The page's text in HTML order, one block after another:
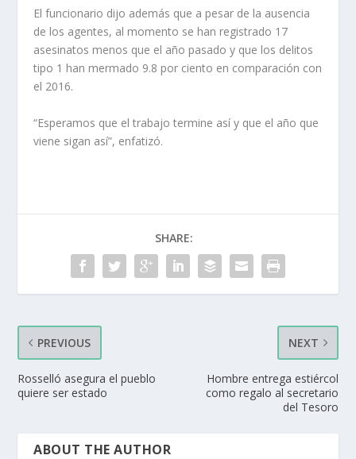
El funcionario dijo además que a pesar de la ausencia
de los agentes, al momento se han registrado 17
asesinatos menos que el año pasado y que los delitos
tipo 1 han mermado 9.8 por ciento en comparación con
el 2016.
“Esperamos que el trabajo termine así y que el año que
viene sigan así”, enfatizó.
SHARE:
PREVIOUS
Rosselló asegura el pueblo
quiere ser estado
NEXT
Hombre entrega estiércol
como regalo al secretario
del Tesoro
ABOUT THE AUTHOR